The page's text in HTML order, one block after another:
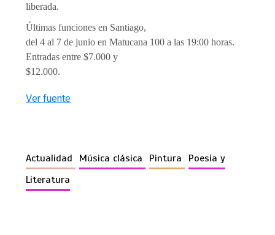
liberada.
Últimas funciones en Santiago,
del 4 al 7 de junio en Matucana 100 a las 19:00 horas.
Entradas entre $7.000 y
$12.000.
Ver fuente
Actualidad Música clásica Pintura
Poesía y
Literatura